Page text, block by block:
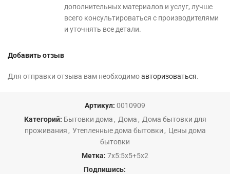
дополнительных материалов и услуг, лучше
всего консультироваться с производителями
и уточнять все детали.
Добавить отзыв
Для отправки отзыва вам необходимоавторизоваться.
Артикул: 0010909
Категорий: Бытовки дома , Дома , Дома бытовки для
проживания , Утепленные дома бытовки , Цены дома
бытовки
Метка: 7х5:5х5+5х2
Подпишись: